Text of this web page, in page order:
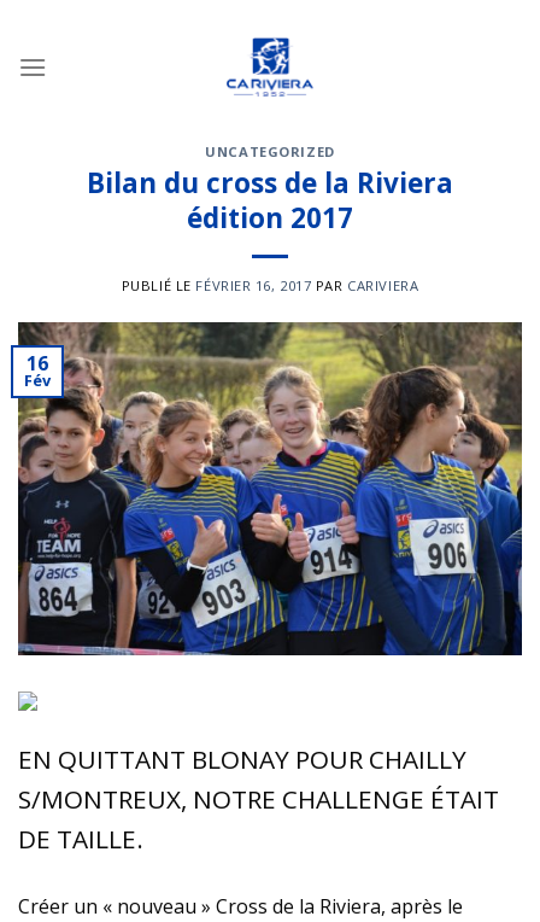
contenu
UNCATEGORIZED
Bilan du cross de la Riviera
édition 2017
PUBLIÉ LE FÉVRIER 16, 2017 PAR CARIVIERA
16
Fév
EN QUITTANT BLONAY POUR CHAILLY
S/MONTREUX, NOTRE CHALLENGE ÉTAIT
DE TAILLE.
Créer un « nouveau » Cross de la Riviera, après le